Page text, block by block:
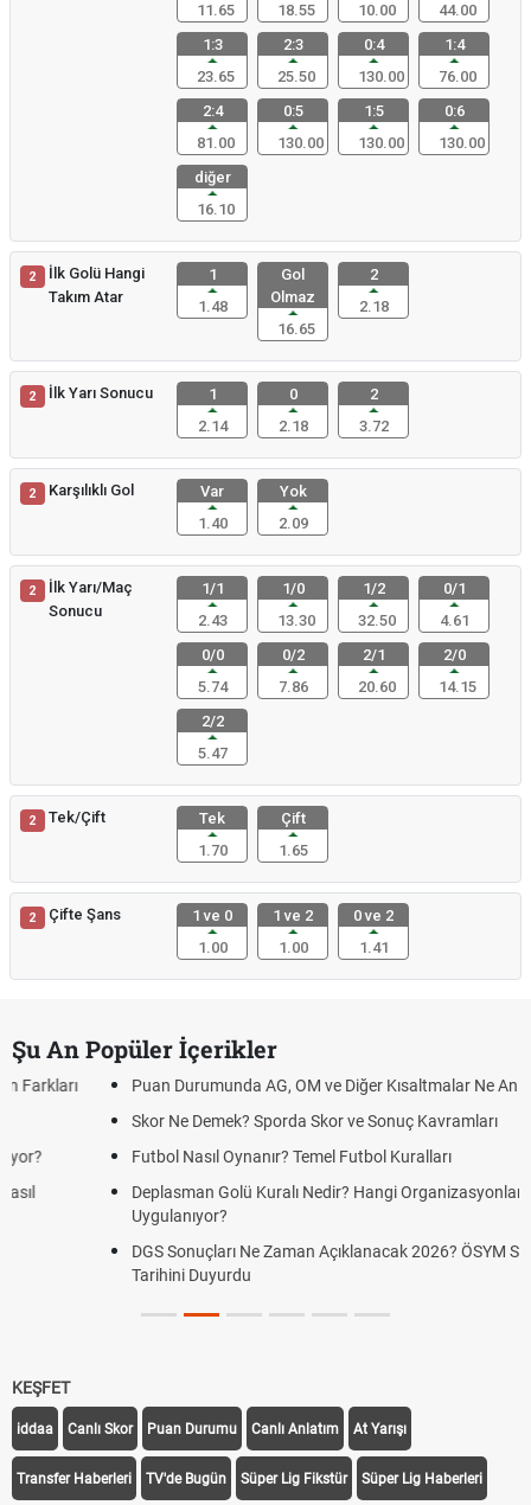
11.65
18.55
10.00
44.00
1:3
23.65
2:3
25.50
0:4
130.00
1:4
76.00
2:4
81.00
0:5
130.00
1:5
130.00
0:6
130.00
diğer
16.10
2
İlk Golü Hangi
Takım Atar
1
1.48
Gol
Olmaz
16.65
2
2.18
2 İlk Yarı Sonucu
1
2.14
0
2.18
2
3.72
2 Karşılıklı Gol
Var
1.40
Yok
2.09
2
İlk Yarı/Maç
Sonucu
1/1
2.43
1/0
13.30
1/2
32.50
0/1
4.61
0/0
5.74
0/2
7.86
2/1
20.60
2/0
14.15
2/2
5.47
2 Tek/Çift
Tek
1.70
Çift
1.65
2 Çifte Şans
1 ve 0
1.00
1 ve 2
1.00
0 ve 2
1.41
Şu An Popüler İçerikler
Puan Durumunda AG, OM ve Diğer Kısaltmalar Ne Anlama Gelir?
Skor Ne Demek? Sporda Skor ve Sonuç Kavramları
Futbol Nasıl Oynanır? Temel Futbol Kuralları
Deplasman Golü Kuralı Nedir? Hangi Organizasyonlarda
Uygulanıyor?
DGS Sonuçları Ne Zaman Açıklanacak 2026? ÖSYM Sonuç
Tarihini Duyurdu
KEŞFET
iddaa Canlı Skor Puan Durumu Canlı Anlatım At Yarışı
Transfer Haberleri TV'de Bugün Süper Lig Fikstür Süper Lig Haberleri